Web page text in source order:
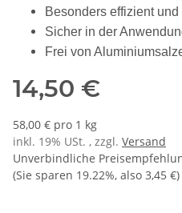
Besonders effizient
Sicher in der
Frei von
14,50 €
58,00 € pro 1 kg
inkl. 19% USt. , zzgl. Versand
Unverbindliche
(Sie sparen 19.22%, also 3,45 €)